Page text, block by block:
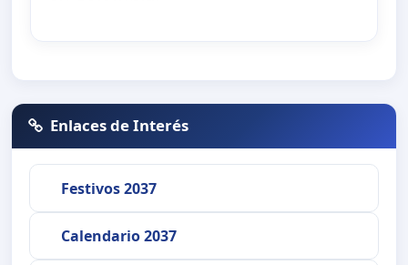
Enlaces de Interés
Festivos 2037
Calendario 2037